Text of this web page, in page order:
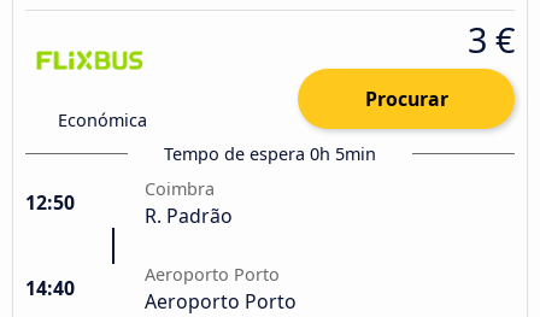
Económica
3 €
Procurar
Tempo de espera 0h 5min
12:50
Coimbra
R. Padrão
14:40
Aeroporto Porto
Aeroporto Porto